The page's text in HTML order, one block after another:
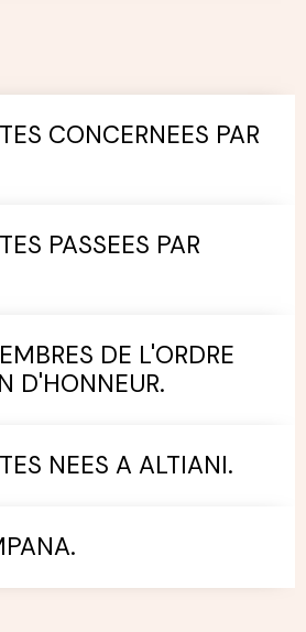
CONCERNEES PAR
PASSEES PAR
DE L'ORDRE
D'HONNEUR.
NEES A ALTIANI.